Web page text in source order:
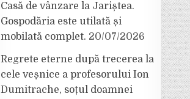
Casă de vânzare la Jariștea.
Gospodăria este utilată și
mobilată complet. 20/07/2026
Regrete eterne după trecerea la
cele veșnice a profesorului Ion
Dumitrache, soțul doamnei